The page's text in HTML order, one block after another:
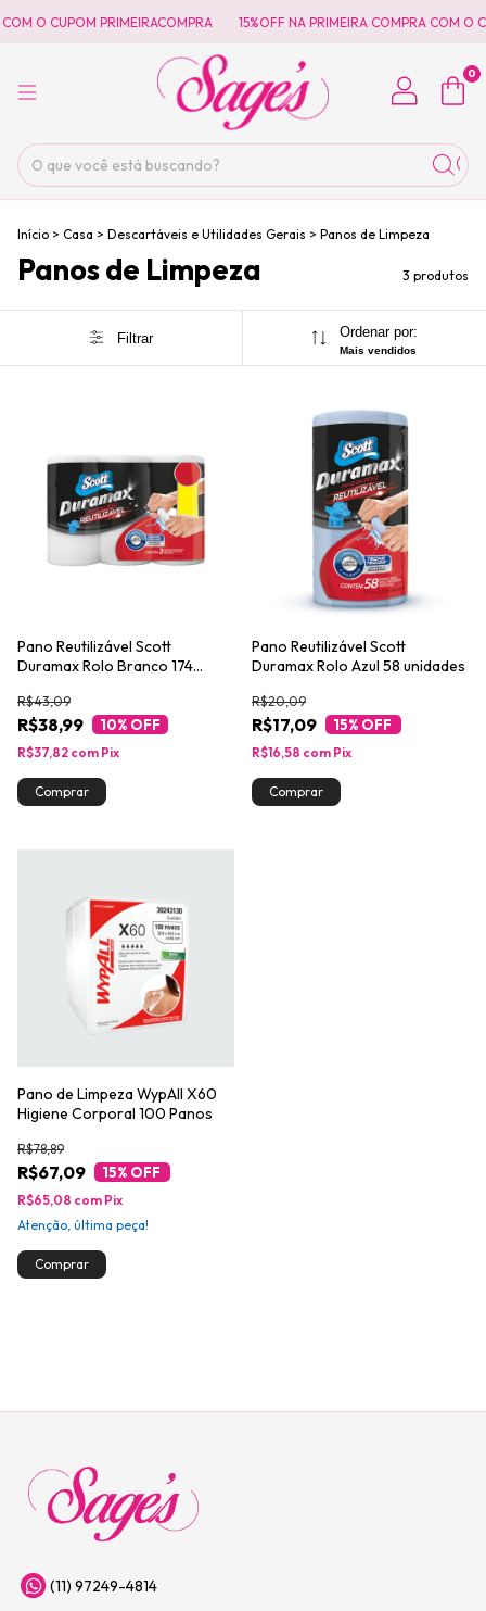
O CUPOM PRIMEIRACOMPRA 15%OFF NA PRIMEIRA COMPRA COM O
0
Início > Casa > Descartáveis e Utilidades Gerais > Panos de Limpeza
Panos de Limpeza 3 produtos
Filtrar Ordenar por:
Mais vendidos
Pano Reutilizável Scott
Duramax Rolo Branco 174
R$38,99
R$43,09
10% OFF
R$37,82 com Pix
Pano Reutilizável Scott
Duramax Rolo Azul 58 unidades
R$17,09
R$20,09
15% OFF
R$16,58 com Pix
Pano de Limpeza WypAll X60
Higiene Corporal 100 Panos
R$67,09
R$78,89
15% OFF
R$65,08 com Pix
Atenção, última peça!
(11) 97249-4814